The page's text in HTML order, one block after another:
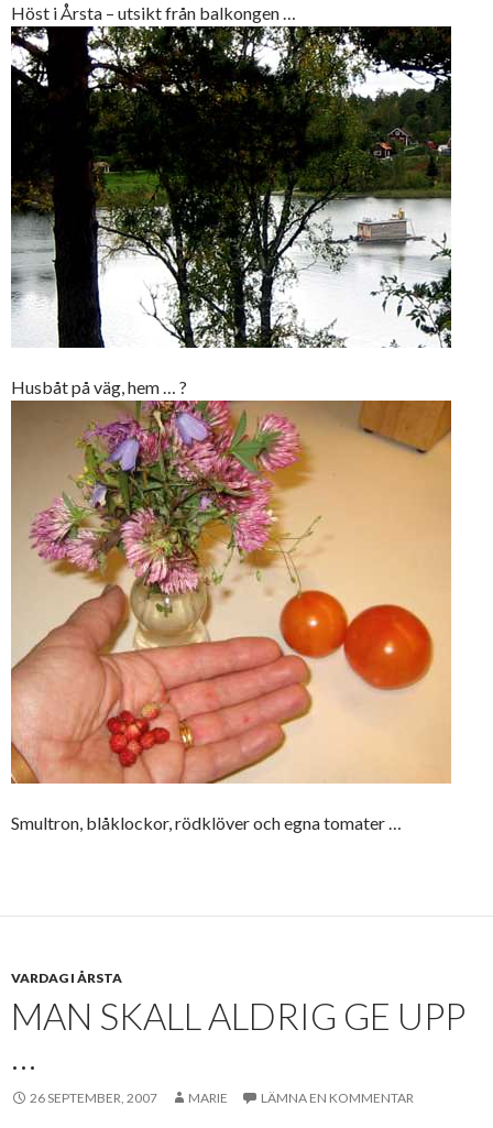
Höst i Årsta – utsikt från balkongen …
Husbåt på väg, hem … ?
Smultron, blåklockor, rödklöver och egna tomater …
VARDAG I ÅRSTA
MAN SKALL ALDRIG GE UPP
…
26 SEPTEMBER, 2007 MARIE LÄMNA EN KOMMENTAR